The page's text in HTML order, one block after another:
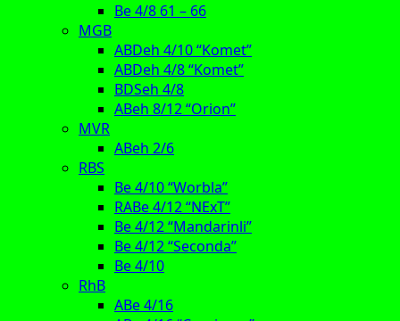
Be 4/8 61 – 66
MGB
ABDeh 4/10 “Komet”
ABDeh 4/8 “Komet”
BDSeh 4/8
ABeh 8/12 “Orion”
MVR
ABeh 2/6
RBS
Be 4/10 “Worbla”
RABe 4/12 “NExT”
Be 4/12 “Mandarinli”
Be 4/12 “Seconda”
Be 4/10
RhB
ABe 4/16